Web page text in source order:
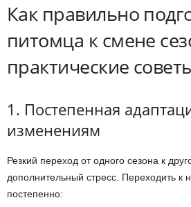
Как правильно
питомца к смене
практические
1. Постепенная
изменениям
Резкий переход от одного сезона к
дополнительный стресс. Переходить к
постепенно: